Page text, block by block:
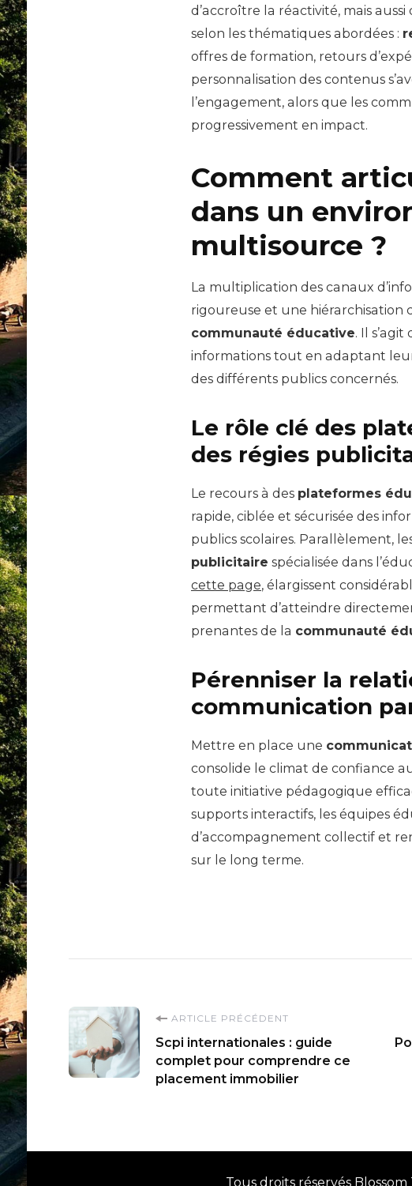
d’accroître la réactivité, mais
selon les thématiques abordées :
offres de formation, retours
personnalisation des contenus
l’engagement, alors que les
progressivement en impact.
Comment
dans un
multisource ?
La multiplication des canaux
rigoureuse et une hiérarchisation
communauté éducative. Il
informations tout en adaptant
des différents publics concernés.
Le rôle clé des
des régies
Le recours à des plateformes
rapide, ciblée et sécurisée des
publics scolaires. Parallèlement,
publicitaire spécialisée dans
cette page, élargissent
permettant d’atteindre
prenantes de la communauté
Pérenniser la
communication
Mettre en place une
consolide le climat de confiance
toute initiative pédagogique
supports interactifs, les équipes
d’accompagnement collectif et
sur le long terme.
Navigation
d'article
ARTICLE PRÉCÉDENT
Scpi internationales : guide
complet pour comprendre ce
placement immobilier
Tous droits réservés